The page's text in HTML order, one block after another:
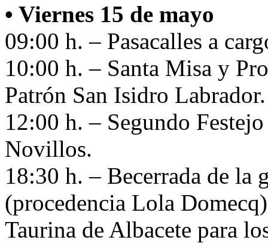
• Viernes 15 de mayo
09:00 h. – Pasacalles a
10:00 h. – Santa Misa y
Patrón San Isidro Labrador.
12:00 h. – Segundo
Novillos.
18:30 h. – Becerrada de la
(procedencia Lola
Taurina de Albacete para